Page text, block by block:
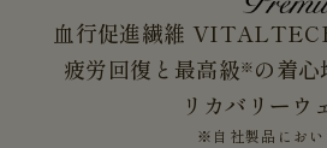
血行促進繊維
疲労回復と最高級※ の着
リカバリーウ
※自社製品におい